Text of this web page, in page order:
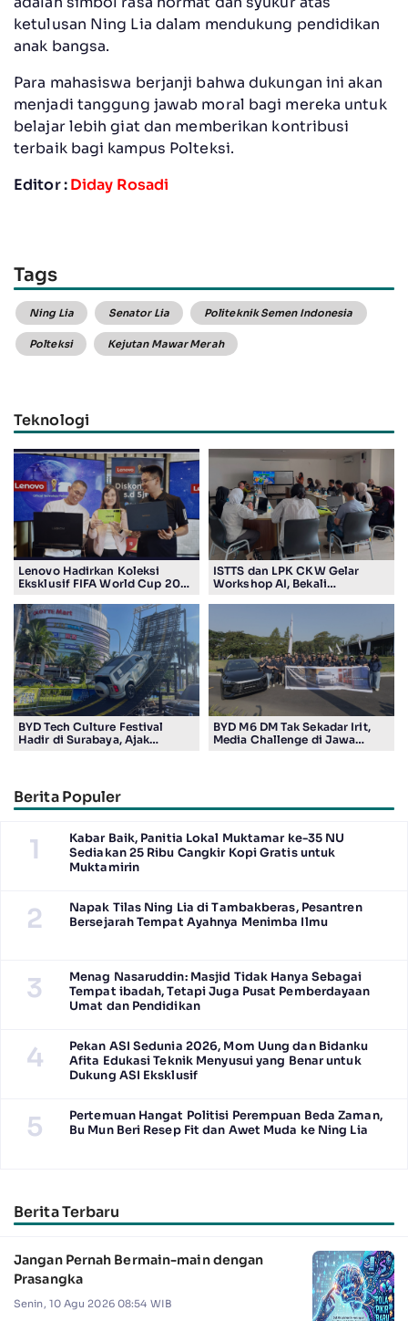
ketulusan Ning Lia dalam mendukung pendidikan
anak bangsa.
Para mahasiswa berjanji bahwa dukungan ini akan
menjadi tanggung jawab moral bagi mereka untuk
belajar lebih giat dan memberikan kontribusi
terbaik bagi kampus Polteksi.
Editor :Diday Rosadi
Tags
Ning Lia Senator Lia Politeknik Semen Indonesia
Polteksi Kejutan Mawar Merah
Teknologi
Lenovo Hadirkan Koleksi
Eksklusif FIFA World Cup 2026
Penggemar Teknologi dan
Sepak Bola
ISTTS dan LPK CKW Gelar
Workshop AI, Bekali
BYD Tech Culture Festival
Hadir di Surabaya, Ajak
BYD M6 DM Tak Sekadar Irit,
Media Challenge di Jawa
Berita Populer
1
Kabar Baik, Panitia Lokal Muktamar ke-35 NU
Sediakan 25 Ribu Cangkir Kopi Gratis untuk
Muktamirin
2
Napak Tilas Ning Lia di Tambakberas, Pesantren
Bersejarah Tempat Ayahnya Menimba Ilmu
3
Menag Nasaruddin: Masjid Tidak Hanya Sebagai
Tempat ibadah, Tetapi Juga Pusat Pemberdayaan
Umat dan Pendidikan
4
Pekan ASI Sedunia 2026, Mom Uung dan Bidanku
Afita Edukasi Teknik Menyusui yang Benar untuk
Dukung ASI Eksklusif
5
Pertemuan Hangat Politisi Perempuan Beda Zaman,
Bu Mun Beri Resep Fit dan Awet Muda ke Ning Lia
Berita Terbaru
Jangan Pernah Bermain-main dengan
Prasangka
Senin, 10 Agu 2026 08:54 WIB